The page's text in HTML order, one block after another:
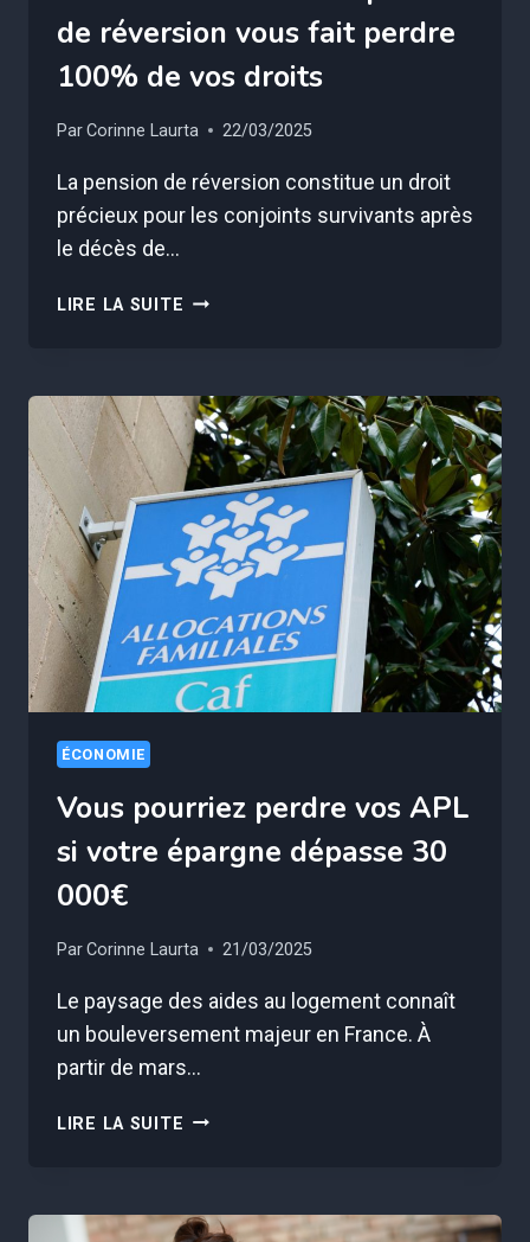
de réversion vous fait perdre
100% de vos droits
ParCorinne Laurta 22/03/2025
La pension de réversion constitue un droit
précieux pour les conjoints survivants après
le décès de…
LIRE LA SUITE CETTE
PENSION
DE
RÉVERSION
VOUS
FAIT
PERDRE
100%
VOS
DROITS
ÉCONOMIE
Vous pourriez perdre vos APL
si votre épargne dépasse 30
000€
ParCorinne Laurta 21/03/2025
Le paysage des aides au logement connaît
un bouleversement majeur en France. À
partir de mars…
LIRE LA SUITE VOUS
APL